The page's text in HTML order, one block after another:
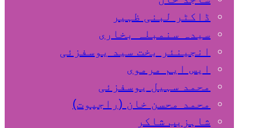
ڈاکٹر لبنی ظہیر
سیدہ سنمبلہ بخاری
انجینئر بخت سید یوسفزئی
ایس ایم مرموی
محمد سہیل یوسفزئی
محمد محسن خان (راجپوت)
شاہزیب شاکر